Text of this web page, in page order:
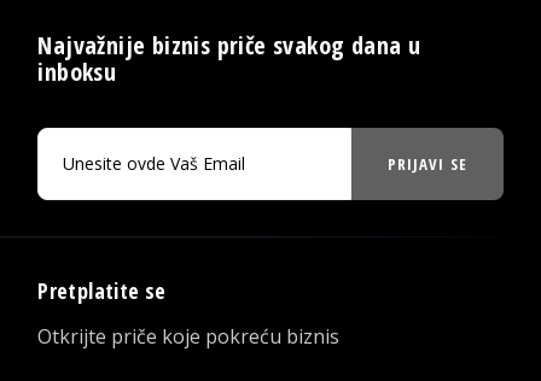
Najvažnije biznis priče svakog dana u
inboksu
PRIJAVI SE
Pretplatite se
Otkrijte priče koje pokreću biznis